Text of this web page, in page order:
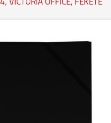
VICTORIA OFFICE, FEKETE